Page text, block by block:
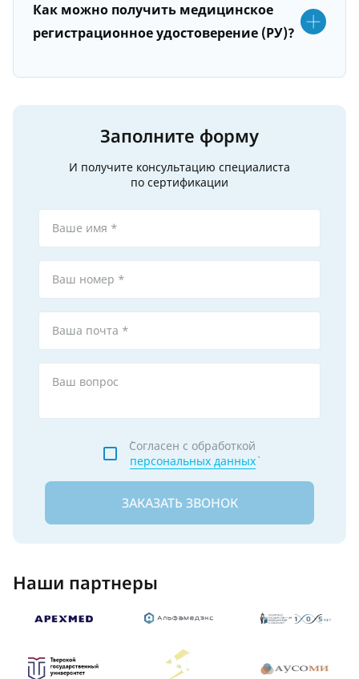
Как можно получить медицинское
регистрационное удостоверение (РУ)?
Заполните форму
И получите консультацию специалиста
по сертификации
Ваше имя *
Ваш номер *
Ваша почта *
Ваш вопрос
`Согласен с обработкой
персональных данных
ЗАКАЗАТЬ ЗВОНОК
Наши партнеры